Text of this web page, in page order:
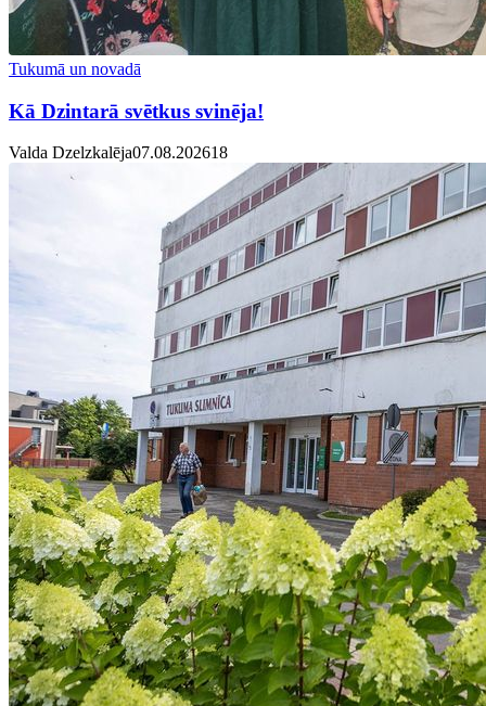
Tukumā un novadā
Kā Dzintarā svētkus svinēja!
Valda Dzelzkalēja07.08.202618